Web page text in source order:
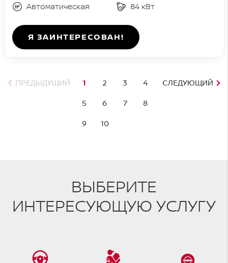
Автоматическая
84 кВт
Я ЗАИНТЕРЕСОВАН!
ПРЕДЫДУЩИЙ СЛЕДУЮЩИЙ
1 2 3
4
5
6 7
8
9
10
ВЫБЕРИТЕ
ИНТЕРЕСУЮЩУЮ УСЛУГУ